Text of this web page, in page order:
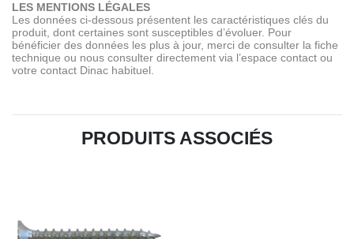
LES MENTIONS LÉGALES
Les données ci-dessous présentent les caractéristiques clés du
produit, dont certaines sont susceptibles d’évoluer. Pour
bénéficier des données les plus à jour, merci de consulter la fiche
technique ou nous consulter directement via l’espace contact ou
votre contact Dinac habituel.
PRODUITS ASSOCIÉS